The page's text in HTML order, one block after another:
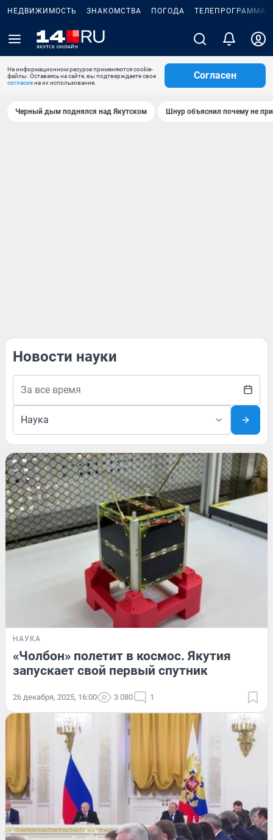
НЕДВИЖИМОСТЬ ЗНАКОМСТВА ПОГОДА ТЕЛЕПРОГРАММА
На информационном ресурсе применяются cookie-
файлы. Оставаясь на сайте, вы подтверждаете свое
согласиена их использование.
Согласен
Черный дым поднялся над Якутском Шнур объяснил почему не
Новости науки
НАУКА
«Чолбон» полетит в космос. Якутия
запускает свой первый спутник
26 декабря, 2025, 16:00 3 080 1